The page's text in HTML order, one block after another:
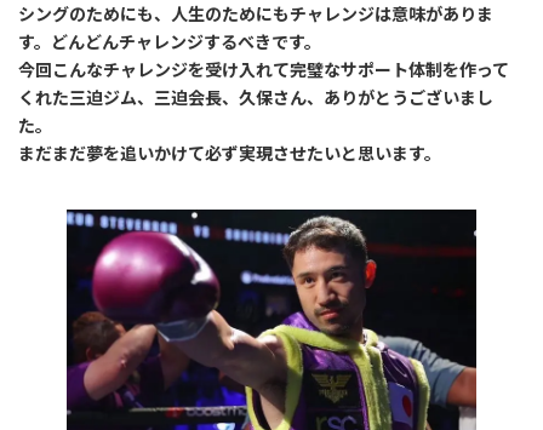
シングのためにも、人生のためにもチャレンジは意味がありま
す。どんどんチャレンジするべきです。
今回こんなチャレンジを受け入れて完璧なサポート体制を作って
くれた三迫ジム、三迫会長、久保さん、ありがとうございまし
た。
まだまだ夢を追いかけて必ず実現させたいと思います。